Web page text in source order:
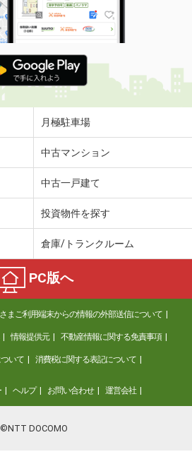
月極駐車場
中古マンション
中古一戸建て
投資物件を探す
倉庫/トランクルーム
PC版へ
まご利用端末からの情報の外部送信について
情報提供元 不動産情報に関する免責事項
いて 消費税に関する表記について
ヘルプ お問い合わせ 運営会社
©NTT DOCOMO